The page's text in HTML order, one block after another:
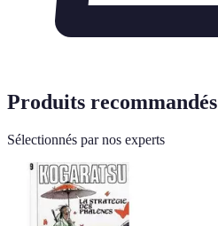
Produits recommandés
Sélectionnés par nos experts